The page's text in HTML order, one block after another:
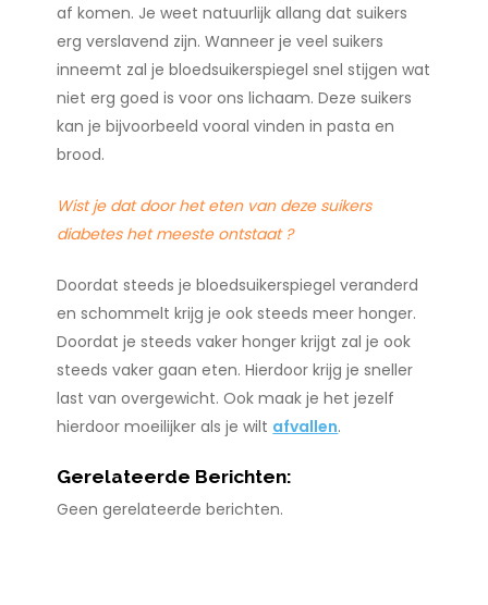
af komen. Je weet natuurlijk allang dat suikers
erg verslavend zijn. Wanneer je veel suikers
inneemt zal je bloedsuikerspiegel snel stijgen wat
niet erg goed is voor ons lichaam. Deze suikers
kan je bijvoorbeeld vooral vinden in pasta en
brood.
Wist je dat door het eten van deze suikers
diabetes het meeste ontstaat ?
Doordat steeds je bloedsuikerspiegel veranderd
en schommelt krijg je ook steeds meer honger.
Doordat je steeds vaker honger krijgt zal je ook
steeds vaker gaan eten. Hierdoor krijg je sneller
last van overgewicht. Ook maak je het jezelf
hierdoor moeilijker als je wilt afvallen.
Gerelateerde Berichten:
Geen gerelateerde berichten.